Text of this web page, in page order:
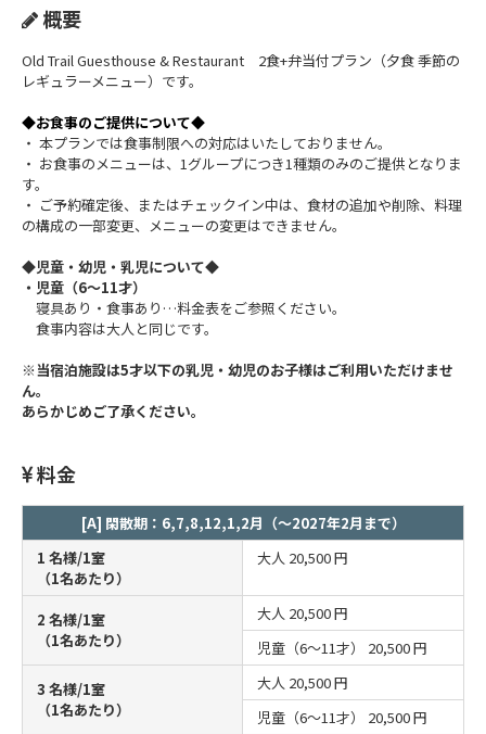
概要
Old Trail Guesthouse & Restaurant 2食+弁当付プラン（夕食 季節の
レギュラーメニュー）です。
◆お食事のご提供について◆
・ 本プランでは食事制限への対応はいたしておりません。
・ お食事のメニューは、1グループにつき1種類のみのご提供となりま
す。
・ ご予約確定後、またはチェックイン中は、食材の追加や削除、料理
の構成の一部変更、メニューの変更はできません。
◆児童・幼児・乳児について◆
・ 児童（6～11才）
寝具あり・食事あり…料金表をご参照ください。
食事内容は大人と同じです。
※当宿泊施設は5才以下の乳児・幼児のお子様はご利用いただけませ
ん。
あらかじめご了承ください。
料金
[A] 閑散期：6,7,8,12,1,2月（～2027年2月まで）
1 名様/1室
（1名あたり）
大人 20,500 円
2 名様/1室
（1名あたり）
大人 20,500 円
児童（6～11才） 20,500 円
3 名様/1室
（1名あたり）
大人 20,500 円
児童（6～11才） 20,500 円